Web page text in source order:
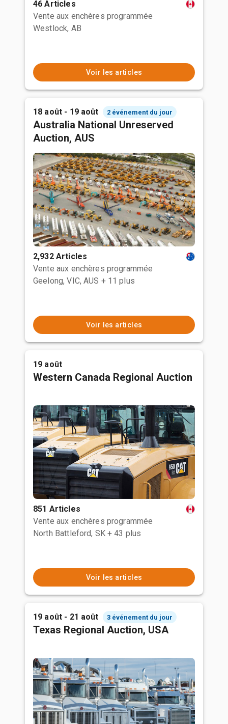
46 Articles
Vente aux enchères programmée
Westlock, AB
Voir les articles
18 août - 19 août 2 événement du jour
Australia National Unreserved
Auction, AUS
2,932 Articles
Vente aux enchères programmée
Geelong, VIC, AUS + 11 plus
Voir les articles
19 août
Western Canada Regional Auction
851 Articles
Vente aux enchères programmée
North Battleford, SK + 43 plus
Voir les articles
19 août - 21 août 3 événement du jour
Texas Regional Auction, USA